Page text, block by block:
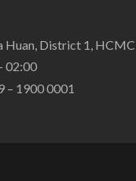
Huan, District 1, HCMC
02:00
– 1900 0001